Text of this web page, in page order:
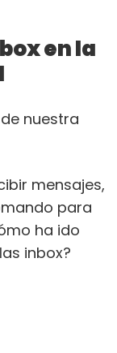
en la
nuestra
mensajes,
para
ha ido
inbox?